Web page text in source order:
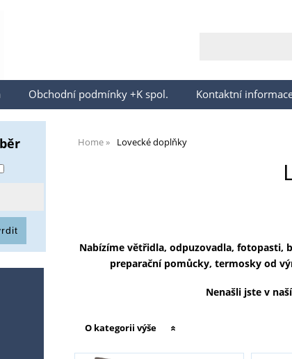
Obchodní podmínky +K spol. Kontaktní
Home Lovecké doplňky
Nabízíme větřidla, odpuzovadla,
preparační pomůcky, termosky od
Nenašli jste v
O kategorii výše